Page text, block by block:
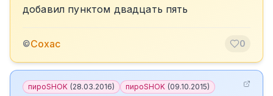
добавил пунктом двадцать пять
©Сохас 0
пироSHOK (28.03.2016) пироSHOK (09.10.2015)